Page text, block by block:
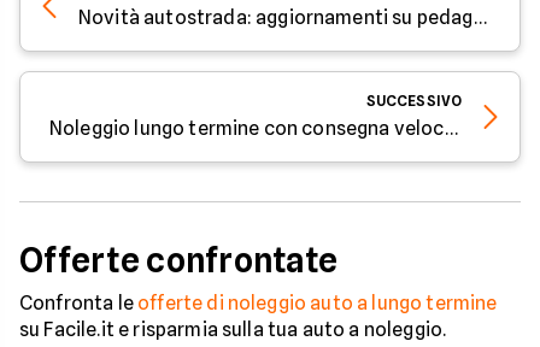
Novità autostrada: aggiornamenti su pedaggi e Navigard
SUCCESSIVO
Noleggio lungo termine con consegna veloce: tre modelli a confronto a gennaio 2026
Offerte confrontate
Confronta le offerte di noleggio auto a lungo termine
su Facile.it e risparmia sulla tua auto a noleggio.